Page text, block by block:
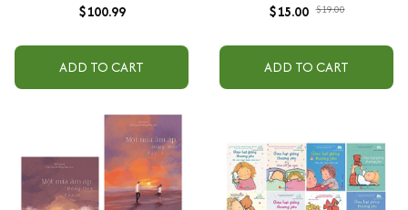
$100.99
ADD TO CART
$15.00 $19.00
ADD TO CART